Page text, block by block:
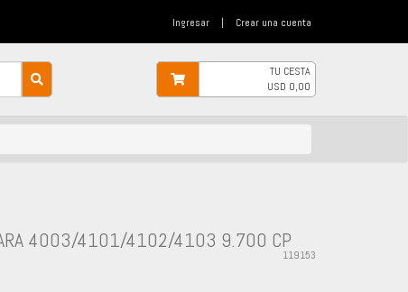
Ingresar | Crear una cuenta
TU CESTA
USD 0,00
4003/4101/4102/4103 9.700 CP
119153